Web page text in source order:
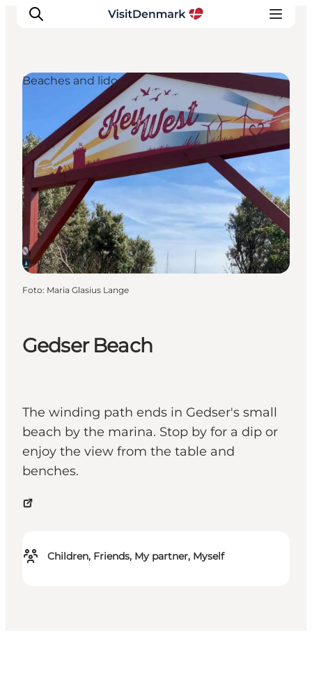
Ispirazioni
Dove andare
Cosa fare
Dove dormire
Pianifica il viaggio
Gedser Beach
The winding path ends in Gedser's small
beach by the marina. Stop by for a dip or
enjoy the view from the table and
benches.
Children, Friends, My partner, Myself
Beaches and lidos
Foto: Maria Glasius Lange